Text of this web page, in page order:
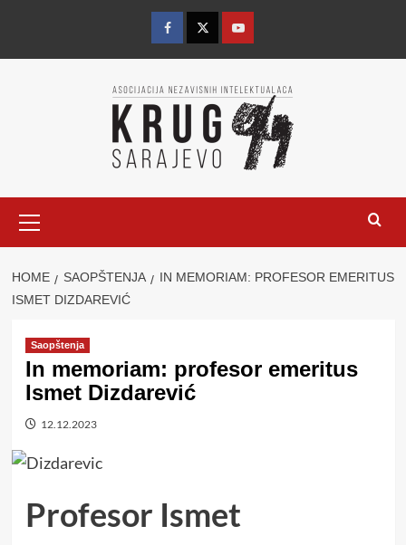
content
FacebookTwitterYouTube
Menu
HOME SAOPŠTENJA
IN MEMORIAM: PROFESOR EMERITUS
ISMET DIZDAREVIĆ
Saopštenja
In memoriam: profesor emeritus
Ismet Dizdarević
12.12.2023
Profesor Ismet